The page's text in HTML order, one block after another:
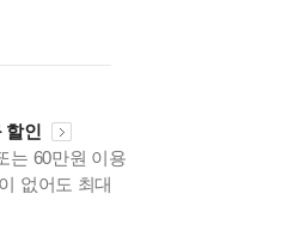
할인
는 60만원 이용
없어도 최대